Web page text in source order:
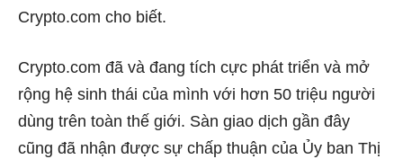
Crypto.com cho biết.
Crypto.com đã và đang tích cực phát triển và mở
rộng hệ sinh thái của mình với hơn 50 triệu người
dùng trên toàn thế giới. Sàn giao dịch gần đây
cũng đã nhận được sự chấp thuận của Ủy ban Thị